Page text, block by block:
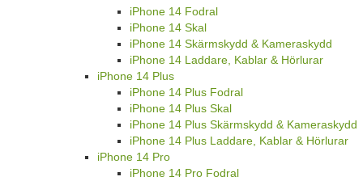
iPhone 14 Fodral
iPhone 14 Skal
iPhone 14 Skärmskydd & Kameraskydd
iPhone 14 Laddare, Kablar & Hörlurar
iPhone 14 Plus
iPhone 14 Plus Fodral
iPhone 14 Plus Skal
iPhone 14 Plus Skärmskydd & Kameraskydd
iPhone 14 Plus Laddare, Kablar & Hörlurar
iPhone 14 Pro
iPhone 14 Pro Fodral